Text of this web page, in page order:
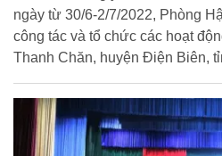
ngày từ 30/6-2/7/2022, Phòng
công tác và tổ chức các hoạt
Thanh Chăn, huyện Điện Biên,